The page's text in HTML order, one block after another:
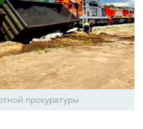
прокуратуры